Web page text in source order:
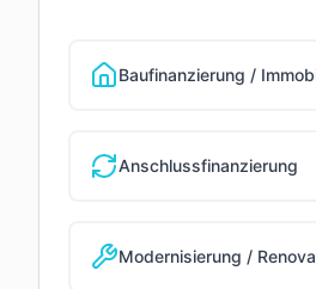
Baufinanzierung /
Anschlussfinanzierung
Modernisierung /